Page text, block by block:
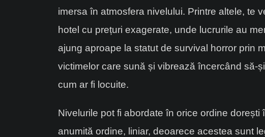
imersa în atmosfera nivelului. Printre altele, te
hotel cu prețuri exagerate, unde lucrurile au
ajung aproape la statut de survival horror prin
victimelor care sună și vibrează încercând să-
cum ar fi locuite.
Nivelurile pot fi abordate în orice ordine
anumită ordine, liniar, deoarece acestea sunt